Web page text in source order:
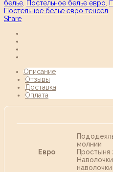
белье Постельное белье евро
Постельное белье евро тенсел
Share
Описание
Отзывы
Доставка
Оплата
Евро
молнии
Простыня